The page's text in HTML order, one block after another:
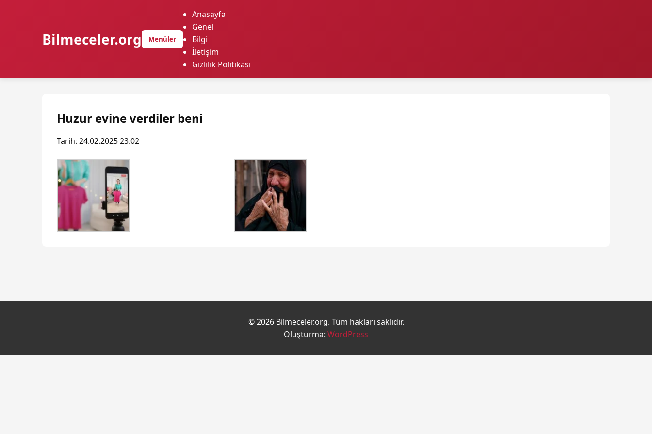
Bilmeceler.org Menüler
Anasayfa
Genel
Bilgi
İletişim
Gizlilik Politikası
Huzur evine verdiler beni
Tarih: 24.02.2025 23:02
© 2026 Bilmeceler.org. Tüm hakları saklıdır.
Oluşturma: WordPress